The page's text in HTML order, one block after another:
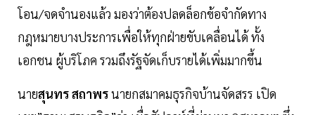
โอน/จดจำนองแล้ว มองว่าต้องปลดล็อกข้อจำกัดทาง
กฎหมายบางประการเพื่อให้ทุกฝ่ายขับเคลื่อนได้ ทั้ง
เอกชน ผู้บริโภค รวมถึงรัฐจัดเก็บรายได้เพิ่มมากขึ้น
นายสุนทร สถาพรนายกสมาคมธุรกิจบ้านจัดสรร เปิด